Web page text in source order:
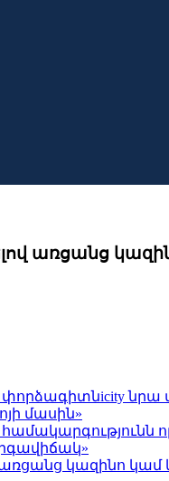
առցանց
փորձագիտնicity նրա
մասին»
համակարգությունն
առցանց կազինո